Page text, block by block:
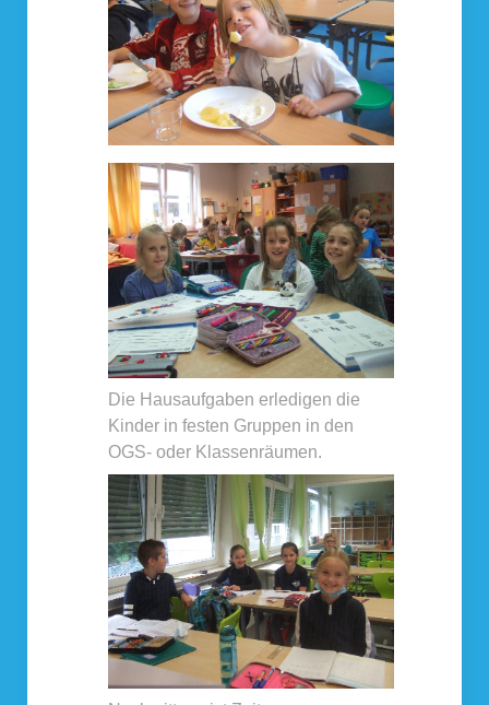
Die Hausaufgaben erledigen die
Kinder in festen Gruppen in den
OGS- oder Klassenräumen.